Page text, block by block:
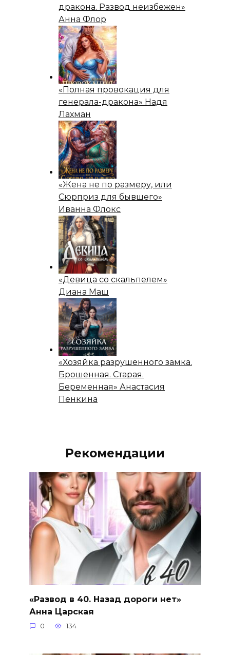
дракона. Развод неизбежен»
Анна Флор
«Полная провокация для
генерала-дракона» Надя
Лахман
«Жена не по размеру, или
Сюрприз для бывшего»
Иванна Флокс
«Девица со скальпелем»
Диана Маш
«Хозяйка разрушенного замка.
Брошенная. Старая.
Беременная» Анастасия
Пенкина
Рекомендации
«Развод в 40. Назад дороги нет»
Анна Царская
0 134